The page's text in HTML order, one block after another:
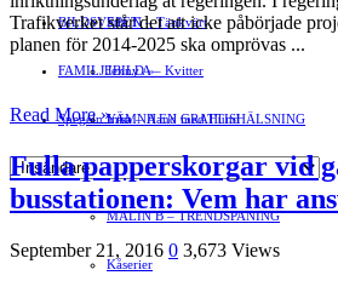
Stig N – Tänkvärt
Jenny A – Kvitter
Yrsa – Hand med Hund
Hvilan – Trädgårdstips
MALIN B – TRENDSPANING
Kåserier
BILDSVEPET
FAMILJEBILD »
LÄMNA EN GRATTISHÄLSNING
Spegeln Info
Trafikverket står det att icke påbörjade
planen för 2014-2025 ska omprövas ...
Read More »
Fulla papperskorgar vid
busstationen: Vem har
September 21, 2016 0 3,673 Views